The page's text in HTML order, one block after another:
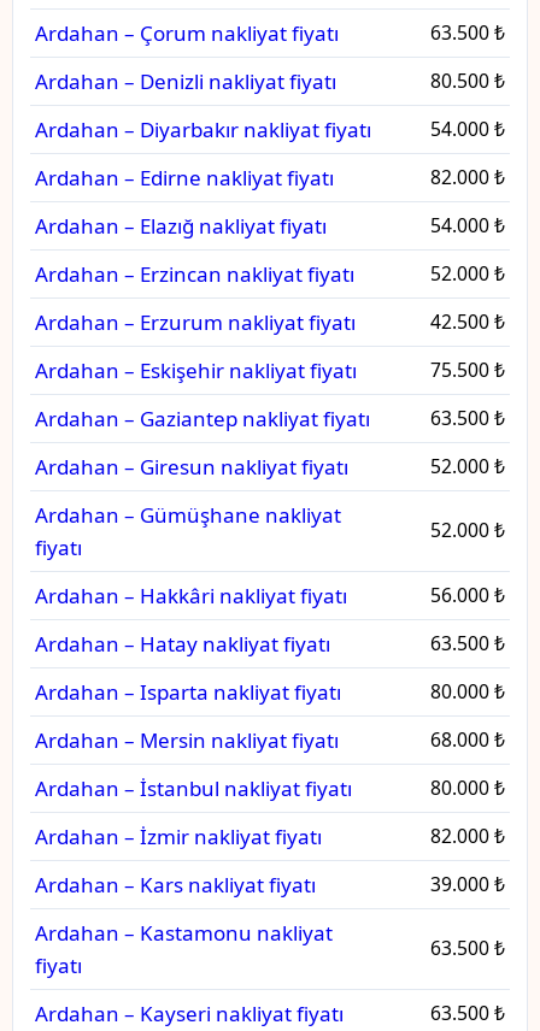
Ardahan – Çorum nakliyat fiyatı 63.500 ₺
Ardahan – Denizli nakliyat fiyatı 80.500 ₺
Ardahan – Diyarbakır nakliyat fiyatı 54.000 ₺
Ardahan – Edirne nakliyat fiyatı 82.000 ₺
Ardahan – Elazığ nakliyat fiyatı 54.000 ₺
Ardahan – Erzincan nakliyat fiyatı 52.000 ₺
Ardahan – Erzurum nakliyat fiyatı 42.500 ₺
Ardahan – Eskişehir nakliyat fiyatı 75.500 ₺
Ardahan – Gaziantep nakliyat fiyatı 63.500 ₺
Ardahan – Giresun nakliyat fiyatı 52.000 ₺
Ardahan – Gümüşhane nakliyat
fiyatı
52.000 ₺
Ardahan – Hakkâri nakliyat fiyatı 56.000 ₺
Ardahan – Hatay nakliyat fiyatı 63.500 ₺
Ardahan – Isparta nakliyat fiyatı 80.000 ₺
Ardahan – Mersin nakliyat fiyatı 68.000 ₺
Ardahan – İstanbul nakliyat fiyatı 80.000 ₺
Ardahan – İzmir nakliyat fiyatı 82.000 ₺
Ardahan – Kars nakliyat fiyatı 39.000 ₺
Ardahan – Kastamonu nakliyat
fiyatı
63.500 ₺
Ardahan – Kayseri nakliyat fiyatı 63.500 ₺